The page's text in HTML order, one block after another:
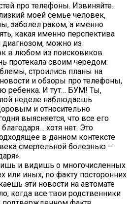
про телефоны. Извиняйте.
моей семье человек,
заболел раком, а именно
какая именно перспектива
диагнозом, можно из
в любом из поисковиков.
протекала своим чередом:
строились планы на
и обзоры про телефоны,
ребенка. И тут… БУМ! Ты,
неделе наблюдаешь
и относительно
выясняется, что все его
хотя нет. Это
в данном контексте
смертельной болезнью —
и видишь о многочисленных
или иных, по факту посторонних
эти новости на автомате
когда все твои родственники